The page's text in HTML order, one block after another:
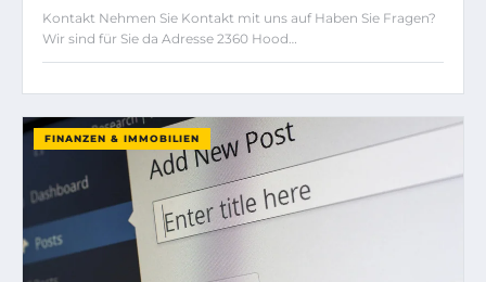
Kontakt Nehmen Sie Kontakt mit uns auf Haben Sie Fragen?
Wir sind für Sie da Adresse 2360 Hood…
FINANZEN & IMMOBILIEN